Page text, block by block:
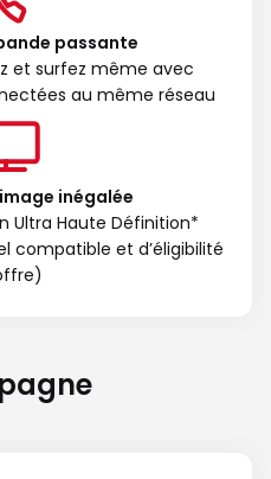
passante
et surfez même avec
au même réseau
inégalée
Ultra Haute Définition*
compatible et d’éligibilité